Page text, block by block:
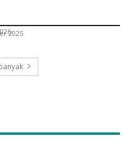
Perjuangkan
Bawah
2025